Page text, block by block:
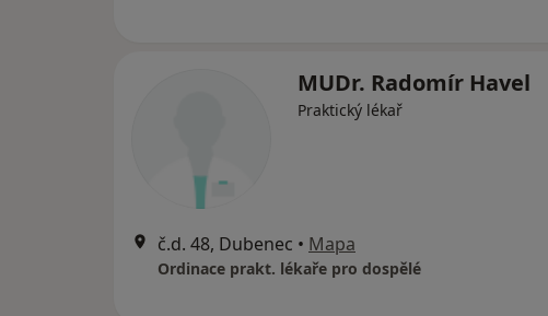
MUDr. Radomír Havel
Praktický lékař
č.d. 48, Dubenec • Mapa
Ordinace prakt. lékaře pro dospělé